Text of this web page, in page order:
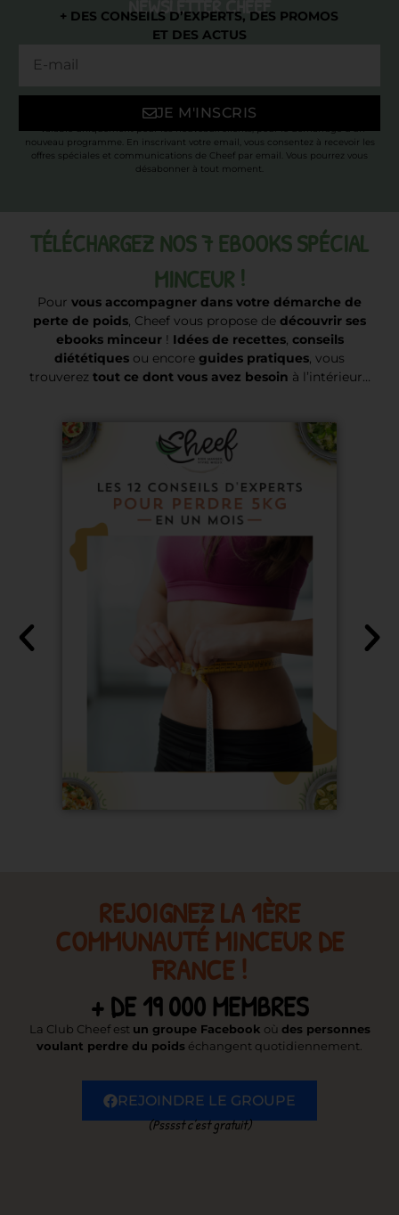
NEWSLETTER CHEEF
+ DES CONSEILS D’EXPERTS, DES PROMOS
ET DES ACTUS
JE M'INSCRIS
* Valable uniquement pour les nouveaux clients, pour le démarrage d’un
nouveau programme. En inscrivant votre email, vous consentez à recevoir les
offres spéciales et communications de Cheef par email. Vous pourrez vous
désabonner à tout moment.
TÉLÉCHARGEZ NOS 7 EBOOKS SPÉCIAL
MINCEUR !
Pour vous accompagner dans votre démarche de
perte de poids, Cheef vous propose de découvrir ses
ebooks minceur! Idées de recettes, conseils
diététiques ou encore guides pratiques, vous
trouverez tout ce dont vous avez besoin à l’intérieur…
REJOIGNEZ LA 1ÈRE
COMMUNAUTÉ MINCEUR DE
FRANCE !
+ DE 19 000 MEMBRES
La Club Cheef est un groupe Facebook où des personnes
voulant perdre du poids échangent quotidiennement.
REJOINDRE LE GROUPE
(Psssst c’est gratuit)